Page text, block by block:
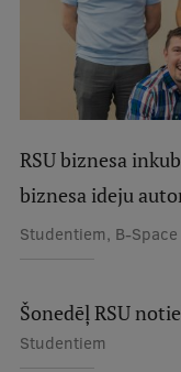
Par RSU
Studentu dzīve
Studiju norises
Fakultātes
Mūsu cilvēki
Struktūra
RSU biznesa
biznesa ideju
Studentiem, B-Space
Šonedēļ RSU
Studentiem